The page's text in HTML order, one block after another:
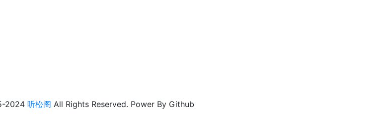
2024 听松阁 All Rights Reserved. Power By Github